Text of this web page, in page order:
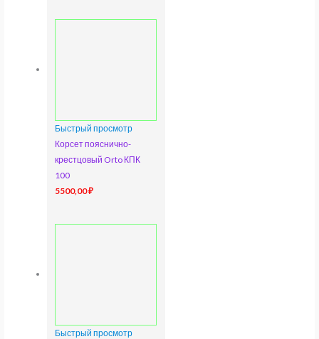
Быстрый просмотр
Корсет пояснично-
крестцовый Orto КПК
100
5500,00₽
Быстрый просмотр